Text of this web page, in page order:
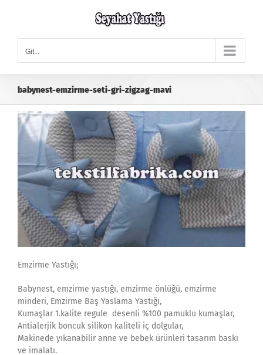
Git...
babynest-emzirme-seti-gri-zigzag-mavi
Emzirme Yastığı;
Babynest, emzirme yastığı, emzirme önlüğü, emzirme
minderi, Emzirme Baş Yaslama Yastığı,
Kumaşlar 1.kalite regule desenli %100 pamuklu kumaşlar,
Antialerjik boncuk silikon kaliteli iç dolgular,
Makinede yıkanabilir anne ve bebek ürünleri tasarım baskı
ve imalatı.